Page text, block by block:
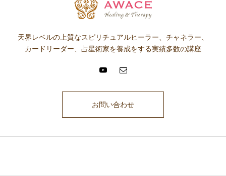
天界レベルの上質なスピリチュアルヒーラー、チャネラー、
カードリーダー、占星術家を養成をする実績多数の講座
お問い合わせ